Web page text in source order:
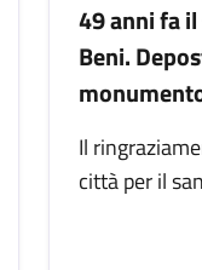
49 anni fa
Beni.
Il
città per il